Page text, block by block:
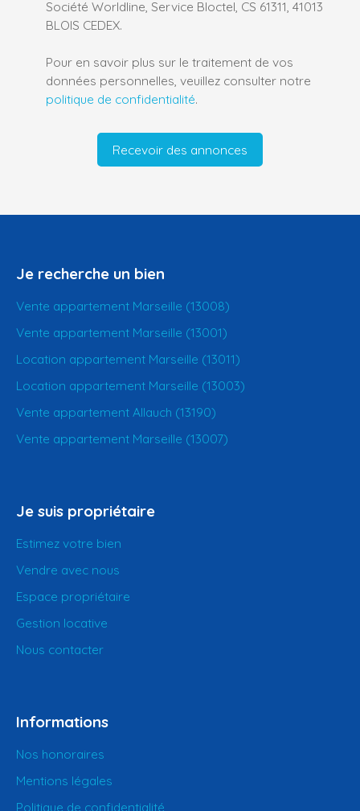
Société Worldline, Service Bloctel, CS 61311, 41013
BLOIS CEDEX.
Pour en savoir plus sur le traitement de vos
données personnelles, veuillez consulter notre
politique de confidentialité.
Recevoir des annonces
Je recherche un bien
Vente appartement Marseille (13008)
Vente appartement Marseille (13001)
Location appartement Marseille (13011)
Location appartement Marseille (13003)
Vente appartement Allauch (13190)
Vente appartement Marseille (13007)
Je suis propriétaire
Estimez votre bien
Vendre avec nous
Espace propriétaire
Gestion locative
Nous contacter
Informations
Nos honoraires
Mentions légales
Politique de confidentialité